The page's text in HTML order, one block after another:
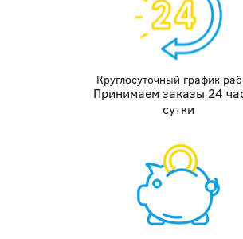
Круглосуточный график
Принимаем заказы 24
сутки